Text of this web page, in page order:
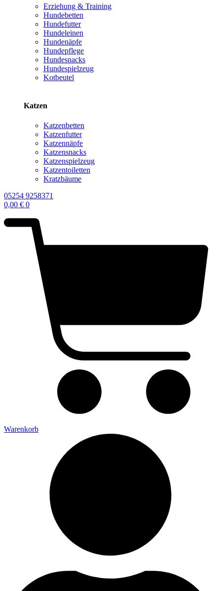
Erziehung & Training
Hundebetten
Hundefutter
Hundeleinen
Hundenäpfe
Hundepflege
Hundesnacks
Hundespielzeug
Kotbeutel
Katzen
Katzenbetten
Katzenfutter
Katzennäpfe
Katzensnacks
Katzenspielzeug
Katzentoiletten
Kratzbäume
05254 9258371
0,00 € 0
Warenkorb